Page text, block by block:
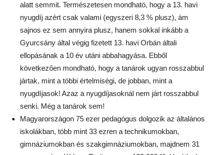
alatt semmit. Természetesen mondható, hogy a 13. havi
nyugdíj azért csak valami (egyszeri 8,3 % plusz), ám
sajnos ez sem annyira plusz, hanem sokkal inkább a
Gyurcsány által végig fizetett 13. havi Orbán általi
ellopásának a 10 év utáni abbahagyása. Ebből
következően mondható, hogy a tanárok ugyan rosszabbul
jártak, mint a többi értelmiségi, de jobban, mint a
nyugdíjasok! Azaz a nyugdíjasoknál nem járt rosszabbul
senki. Még a tanárok sem!
Magyarországon 75 ezer pedagógus dolgozik az általános
iskolákban, több mint 33 ezren a technikumokban,
gimnáziumokban és szakgimnáziumokban, majdnem 31